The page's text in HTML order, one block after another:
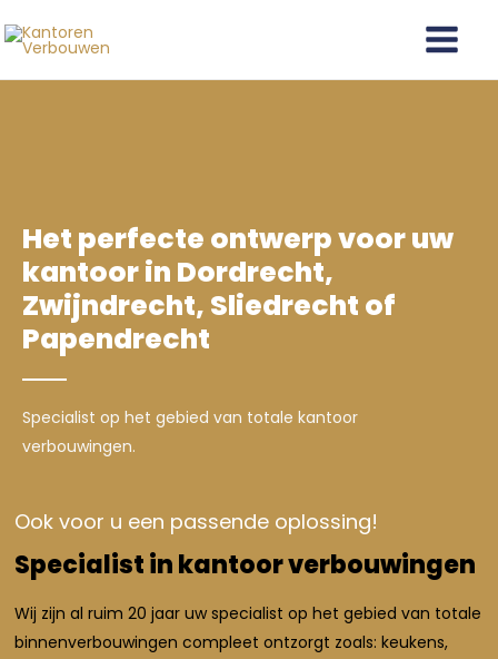
naar
Main
Menu
Het perfecte ontwerp voor uw
kantoor in Dordrecht,
Zwijndrecht, Sliedrecht of
Papendrecht
Specialist op het gebied van totale kantoor
verbouwingen.
Ook voor u een passende oplossing!
Specialist in kantoor verbouwingen
Wij zijn al ruim 20 jaar uw specialist op het gebied van totale
binnenverbouwingen compleet ontzorgt zoals: keukens,